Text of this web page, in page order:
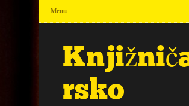
Menu
rsko